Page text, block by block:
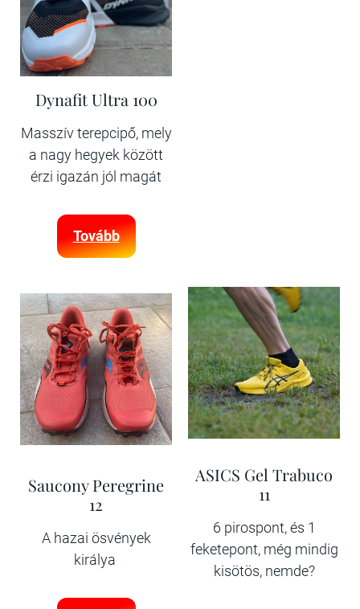
Dynafit Ultra 100
Masszív terepcipő, mely
a nagy hegyek között
érzi igazán jól magát
Tovább
Saucony Peregrine
12
A hazai ösvények
királya
ASICS Gel Trabuco
11
6 pirospont, és 1
feketepont, még mindig
kisötös, nemde?